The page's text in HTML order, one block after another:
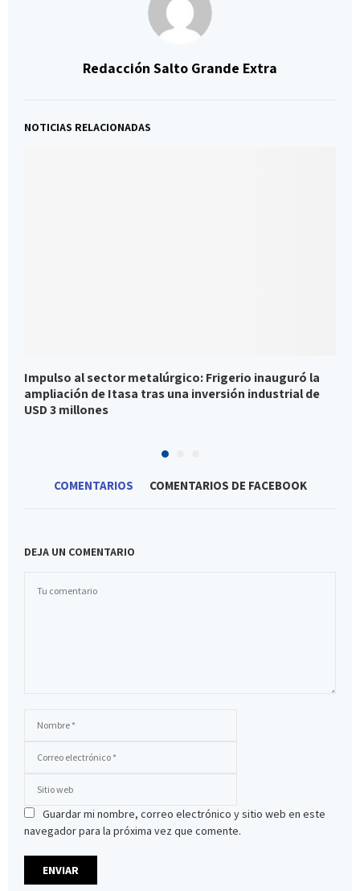
Redacción Salto Grande Extra
NOTICIAS RELACIONADAS
Impulso al sector metalúrgico: Frigerio inauguró la
ampliación de Itasa tras una inversión industrial de
USD 3 millones
COMENTARIOS COMENTARIOS DE FACEBOOK
DEJA UN COMENTARIO
Guardar mi nombre, correo electrónico y sitio web en este
navegador para la próxima vez que comente.